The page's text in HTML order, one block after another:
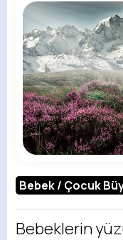
Bebek / Çocuk
Bebeklerin